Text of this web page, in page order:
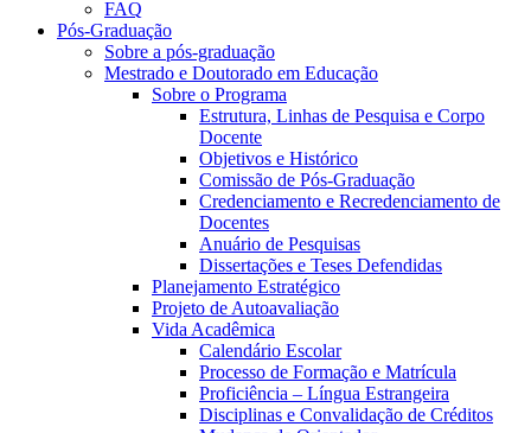
FAQ
Pós-Graduação
Sobre a pós-graduação
Mestrado e Doutorado em Educação
Sobre o Programa
Estrutura, Linhas de Pesquisa e Corpo
Docente
Objetivos e Histórico
Comissão de Pós-Graduação
Credenciamento e Recredenciamento de
Docentes
Anuário de Pesquisas
Dissertações e Teses Defendidas
Planejamento Estratégico
Projeto de Autoavaliação
Vida Acadêmica
Calendário Escolar
Processo de Formação e Matrícula
Proficiência – Língua Estrangeira
Disciplinas e Convalidação de Créditos